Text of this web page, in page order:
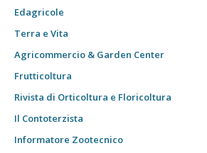
Edagricole
Terra e Vita
Agricommercio & Garden Center
Frutticoltura
Rivista di Orticoltura e Floricoltura
Il Contoterzista
Informatore Zootecnico